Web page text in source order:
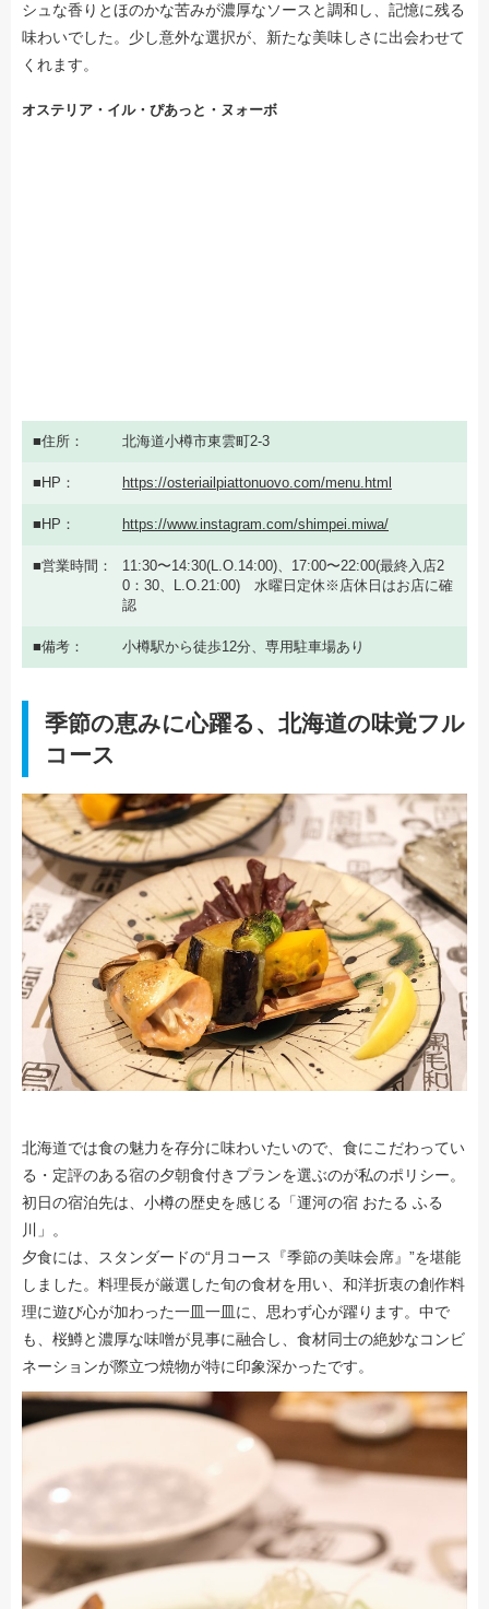
シュな香りとほのかな苦みが濃厚なソースと調和し、記憶に残る
味わいでした。少し意外な選択が、新たな美味しさに出会わせて
くれます。
オステリア・イル・ぴあっと・ヌォーボ
住所 北海道小樽市東雲町2-3
HP https://osteriailpiattonuovo.com/menu.html
HP https://www.instagram.com/shimpei.miwa/
営業時間
11:30〜14:30(L.O.14:00)、17:00〜22:00(最終入店2
0：30、L.O.21:00) 水曜日定休※店休日はお店に確
認
備考 小樽駅から徒歩12分、専用駐車場あり
季節の恵みに心躍る、北海道の味覚フル
コース
北海道では食の魅力を存分に味わいたいので、食にこだわってい
る・定評のある宿の夕朝食付きプランを選ぶのが私のポリシー。
初日の宿泊先は、小樽の歴史を感じる「運河の宿 おたる ふる
川」。
夕食には、スタンダードの“月コース『季節の美味会席』”を堪能
しました。料理長が厳選した旬の食材を用い、和洋折衷の創作料
理に遊び心が加わった一皿一皿に、思わず心が躍ります。中で
も、桜鱒と濃厚な味噌が見事に融合し、食材同士の絶妙なコンビ
ネーションが際立つ焼物が特に印象深かったです。